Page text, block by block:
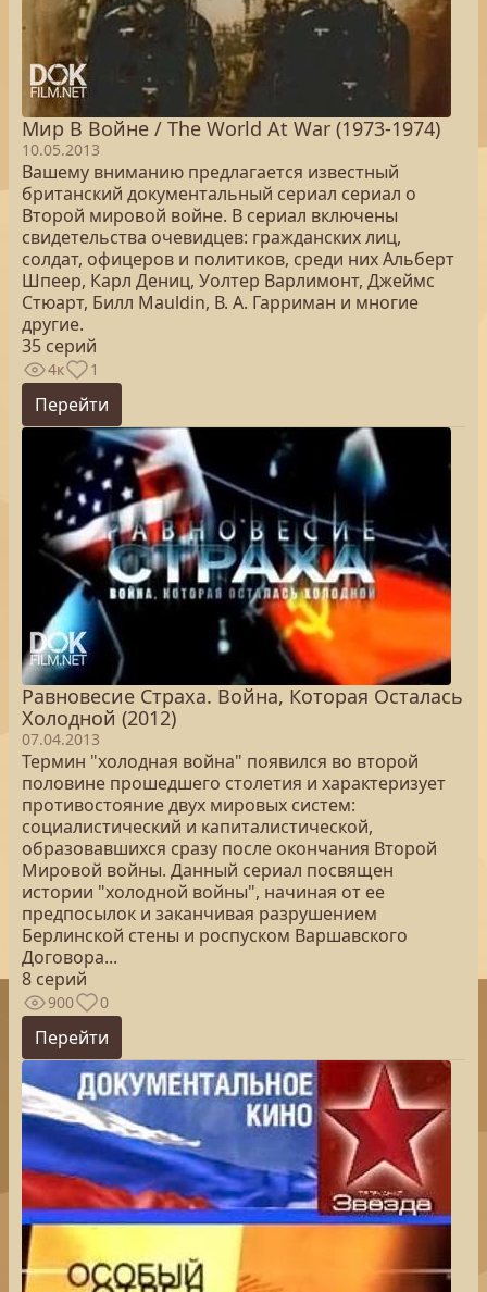
Мир В Войне / The World At War (1973-1974)
10.05.2013
Вашему вниманию предлагается известный
британский документальный сериал сериал о
Второй мировой войне. В сериал включены
свидетельства очевидцев: гражданских лиц,
солдат, офицеров и политиков, среди них Альберт
Шпеер, Карл Дениц, Уолтер Варлимонт, Джеймс
Стюарт, Билл Mauldin, В. А. Гарриман и многие
другие.
35 серий
4к 1
Перейти
Равновесие Страха. Война, Которая Осталась
Холодной (2012)
07.04.2013
Термин "холодная война" появился во второй
половине прошедшего столетия и характеризует
противостояние двух мировых систем:
социалистический и капиталистической,
образовавшихся сразу после окончания Второй
Мировой войны. Данный сериал посвящен
истории "холодной войны", начиная от ее
предпосылок и заканчивая разрушением
Берлинской стены и роспуском Варшавского
Договора...
8 серий
900 0
Перейти